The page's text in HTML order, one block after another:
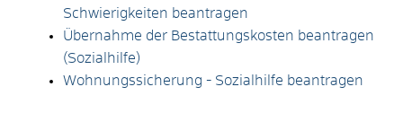
Schwierigkeiten beantragen
Übernahme der Bestattungskosten beantragen
(Sozialhilfe)
Wohnungssicherung - Sozialhilfe beantragen